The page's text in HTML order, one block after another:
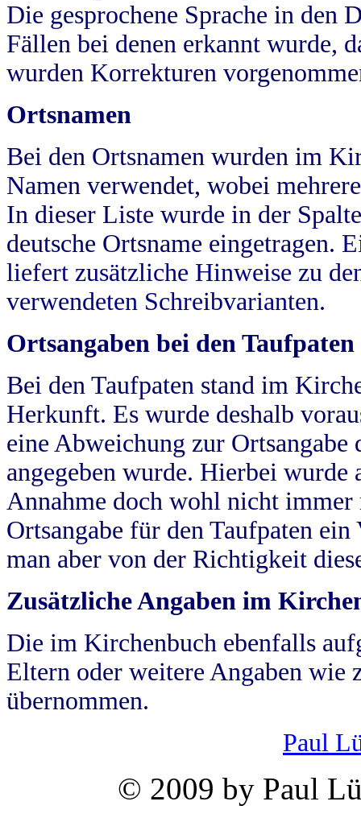
Die gesprochene Sprache in
Fällen bei denen erkannt wurde,
wurden Korrekturen
Ortsnamen
Bei den Ortsnamen wurden im
Namen verwendet, wobei
In dieser Liste wurde in der
deutsche Ortsname eingetragen.
liefert zusätzliche Hinweise zu
verwendeten Schreibvarianten.
Ortsangaben bei den Taufpaten
Bei den Taufpaten stand im
Herkunft. Es wurde deshalb
eine Abweichung zur
angegeben wurde. Hierbei wurde
Annahme doch wohl nicht
Ortsangabe für den Taufpaten
man aber von der Richtigkeit
Zusätzliche Angaben im
Die im Kirchenbuch ebenfalls
Eltern oder weitere Angaben wie
übernommen.
Paul
© 2009 by Paul